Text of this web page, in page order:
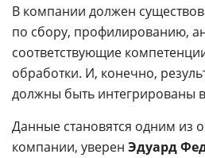
В компании должен
по сбору, профилированию,
соответствующие
обработки. И, конечно,
должны быть интегрированы в
Данные становятся одним из
компании, уверен Эдуард